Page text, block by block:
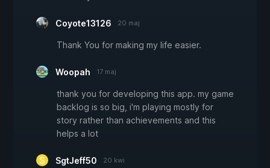
Coyote13126 20 maj
Thank You for making my life easier.
Woopah 17 maj
thank you for developing this app. my game
backlog is so big, i'm playing mostly for
story rather than achievements and this
helps a lot
SgtJeff50 20 kwi